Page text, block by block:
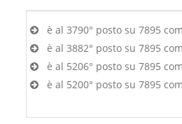
è al 3790° posto su 7895
è al 3882° posto su 7895
è al 5206° posto su 7895
è al 5200° posto su 7895